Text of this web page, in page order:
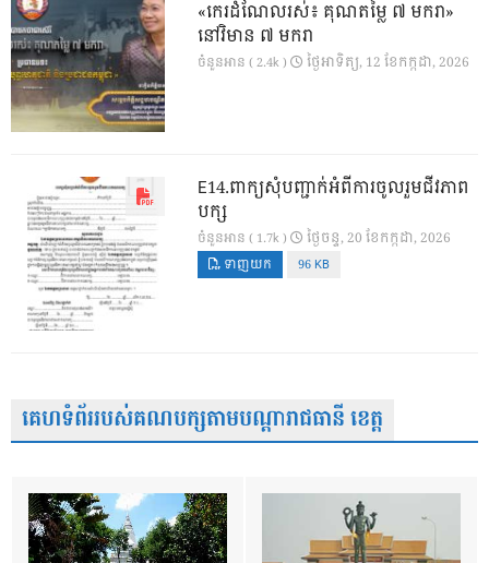
«កេរដំណែលរស់៖ គុណតម្លៃ ៧ មករា»
នៅវិមាន ៧ មករា
ចំនួនអាន ( 2.4k ) ថ្ងៃ​អាទិត្យ, 12 ខែ​កក្កដា, 2026
E14.ពាក្យសុំបញ្ជាក់អំពីការចូលរួមជីវភាព
បក្ស
ចំនួនអាន ( 1.7k ) ថ្ងៃ​ចន្ទ, 20 ខែ​កក្កដា, 2026
ទាញយក 96 KB
គេហទំព័ររបស់គណបក្សតាមបណ្តារាជធានី ខេត្ត